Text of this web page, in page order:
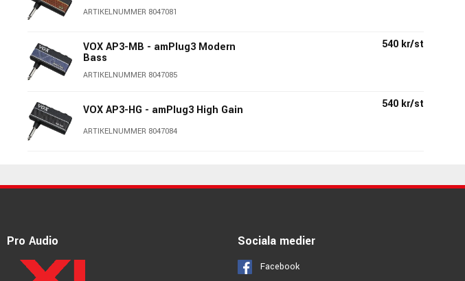
batteriernas livslängd.
ARTIKELNUMMER 8047081
VOX AP3-MB - amPlug3 Modern
Bass
ARTIKELNUMMER 8047085
540 kr/st
VOX AP3-HG - amPlug3 High Gain
ARTIKELNUMMER 8047084
540 kr/st
ARTIKELNUMMER 8047087
Pro Audio Sociala medier
Facebook